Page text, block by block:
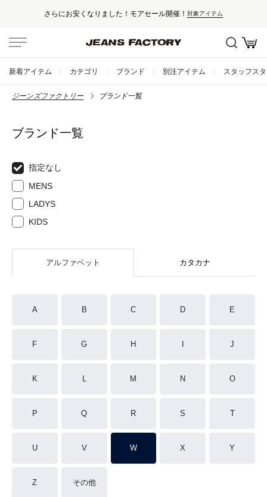
さらにお安くなりました！モアセール開催！ 対象アイテム
新着アイテム カテゴリ ブランド 別注アイテム スタッフス
ジーンズファクトリー ブランド一覧
ブランド一覧
指定なし
MENS
LADYS
KIDS
アルファベット カタカナ
A B C D E
F G H J
K L M N O
P Q R S T
U V W X Y
Z その他